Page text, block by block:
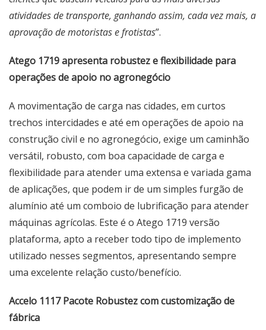
atividades de transporte, ganhando assim, cada vez mais, a
aprovação de motoristas e frotistas”.
Atego 1719 apresenta robustez e flexibilidade para
operações de apoio no agronegócio
A movimentação de carga nas cidades, em curtos
trechos intercidades e até em operações de apoio na
construção civil e no agronegócio, exige um caminhão
versátil, robusto, com boa capacidade de carga e
flexibilidade para atender uma extensa e variada gama
de aplicações, que podem ir de um simples furgão de
alumínio até um comboio de lubrificação para atender
máquinas agrícolas. Este é o Atego 1719 versão
plataforma, apto a receber todo tipo de implemento
utilizado nesses segmentos, apresentando sempre
uma excelente relação custo/benefício.
Accelo 1117 Pacote Robustez com customização de
fábrica